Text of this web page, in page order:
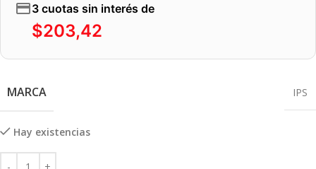
3 cuotas sin interés de
$203,42
MARCA IPS
Hay existencias